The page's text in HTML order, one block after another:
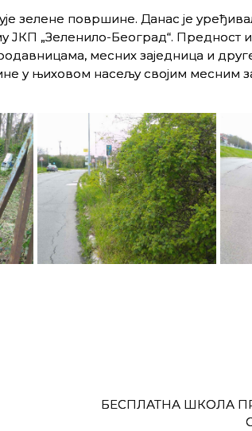
зелене површине. Данас је
ЈКП „Зеленило-Београд“. Предност
месних заједница и
у њиховом насељу својим месним
БЕСПЛАТНА ШКОЛА